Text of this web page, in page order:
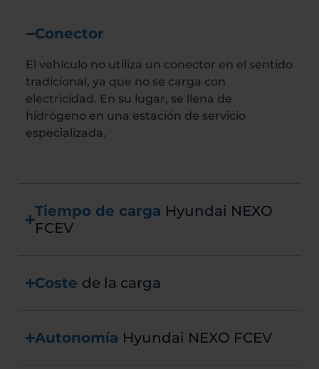
Conector
El vehículo no utiliza un conector en el sentido
tradicional, ya que no se carga con
electricidad. En su lugar, se llena de
hidrógeno en una estación de servicio
especializada.
Tiempo de carga Hyundai NEXO
FCEV
Coste de la carga
Autonomía Hyundai NEXO FCEV